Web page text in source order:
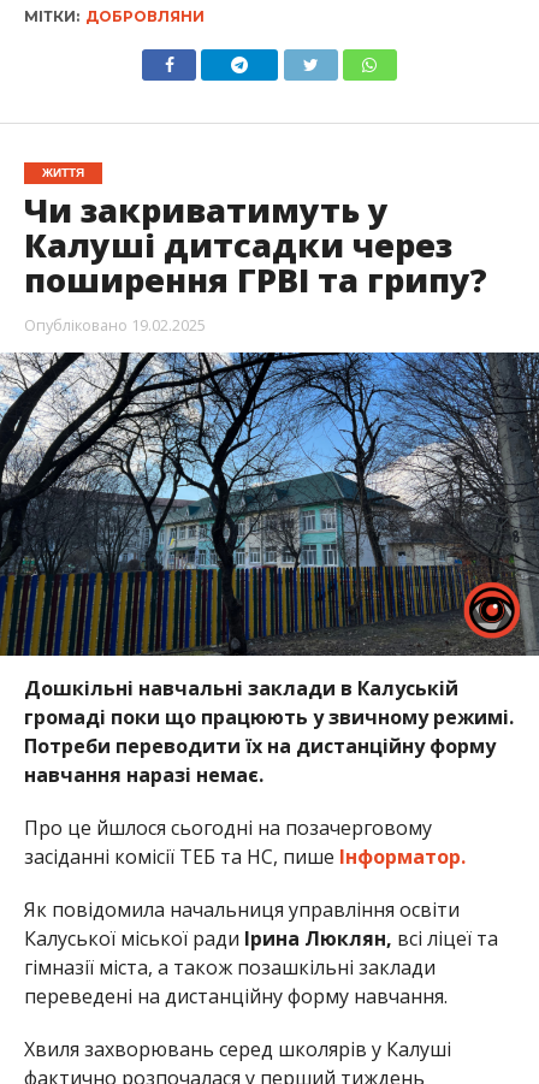
МІТКИ: ДОБРОВЛЯНИ
ЖИТТЯ
Чи закриватимуть у
Калуші дитсадки через
поширення ГРВІ та грипу?
Опубліковано 19.02.2025
Дошкільні навчальні заклади в Калуській
громаді поки що працюють у звичному режимі.
Потреби переводити їх на дистанційну форму
навчання наразі немає.
Про це йшлося сьогодні на позачерговому
засіданні комісії ТЕБ та НС, пише Інформатор.
Як повідомила начальниця управління освіти
Калуської міської ради Ірина Люклян, всі ліцеї та
гімназії міста, а також позашкільні заклади
переведені на дистанційну форму навчання.
Хвиля захворювань серед школярів у Калуші
фактично розпочалася у перший тиждень